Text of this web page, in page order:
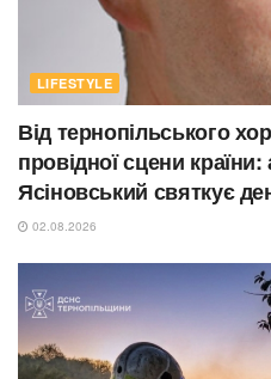
LIFESTYLE
Від тернопільського
провідної сцени
Ясіновський святкує
02.08.2026